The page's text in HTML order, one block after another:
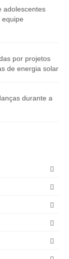
adolescentes
equipe
por projetos
de energia solar
durante a